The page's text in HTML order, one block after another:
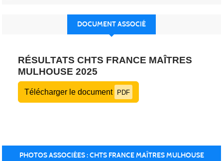
DOCUMENT ASSOCIÉ
RÉSULTATS CHTS FRANCE MAÎTRES
MULHOUSE 2025
Télécharger le document PDF
PHOTOS ASSOCIÉES : CHTS FRANCE MAÎTRES MULHOUSE